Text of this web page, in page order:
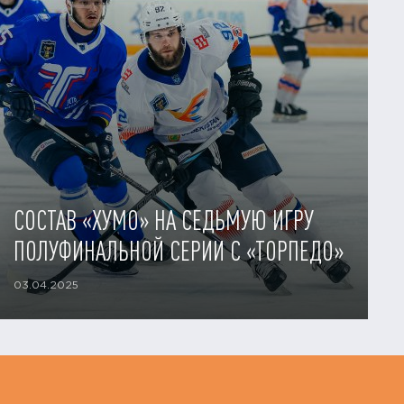
СОСТАВ «ХУМО» НА СЕДЬМУЮ ИГРУ
ПОЛУФИНАЛЬНОЙ СЕРИИ С «ТОРПЕДО»
03.04.2025